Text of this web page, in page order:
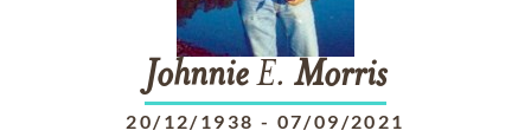
JohnnieE. Morris
20/12/1938 - 07/09/2021